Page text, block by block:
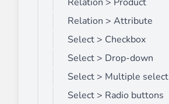
Relation > Attribute
Select > Checkbox
Select > Drop-down
Select > Multiple select
Select > Radio buttons